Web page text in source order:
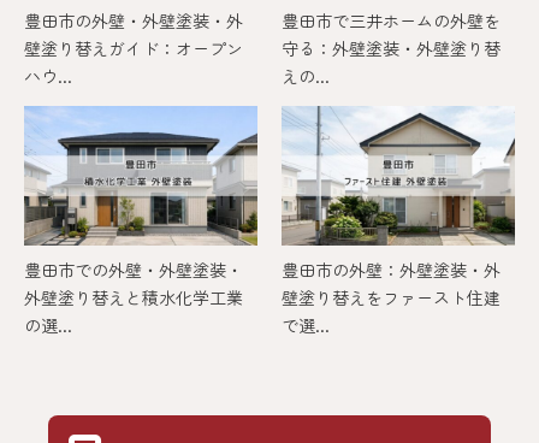
豊田市の外壁・外壁塗装・外
壁塗り替えガイド：オープン
ハウ...
豊田市で三井ホームの外壁を
守る：外壁塗装・外壁塗り替
えの...
豊田市での外壁・外壁塗装・
外壁塗り替えと積水化学工業
の選...
豊田市の外壁：外壁塗装・外
壁塗り替えをファースト住建
で選...